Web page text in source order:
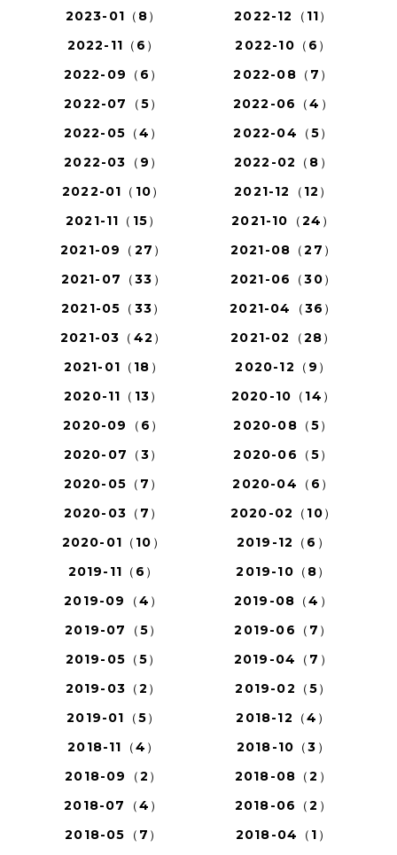
2023-01（8）
2022-12（11）
2022-11（6）
2022-10（6）
2022-09（6）
2022-08（7）
2022-07（5）
2022-06（4）
2022-05（4）
2022-04（5）
2022-03（9）
2022-02（8）
2022-01（10）
2021-12（12）
2021-11（15）
2021-10（24）
2021-09（27）
2021-08（27）
2021-07（33）
2021-06（30）
2021-05（33）
2021-04（36）
2021-03（42）
2021-02（28）
2021-01（18）
2020-12（9）
2020-11（13）
2020-10（14）
2020-09（6）
2020-08（5）
2020-07（3）
2020-06（5）
2020-05（7）
2020-04（6）
2020-03（7）
2020-02（10）
2020-01（10）
2019-12（6）
2019-11（6）
2019-10（8）
2019-09（4）
2019-08（4）
2019-07（5）
2019-06（7）
2019-05（5）
2019-04（7）
2019-03（2）
2019-02（5）
2019-01（5）
2018-12（4）
2018-11（4）
2018-10（3）
2018-09（2）
2018-08（2）
2018-07（4）
2018-06（2）
2018-05（7）
2018-04（1）